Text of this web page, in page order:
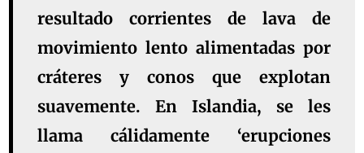
resultado corrientes de lava de
movimiento lento alimentadas por
cráteres y conos que explotan
suavemente. En Islandia, se les
llama cálidamente ‘erupciones